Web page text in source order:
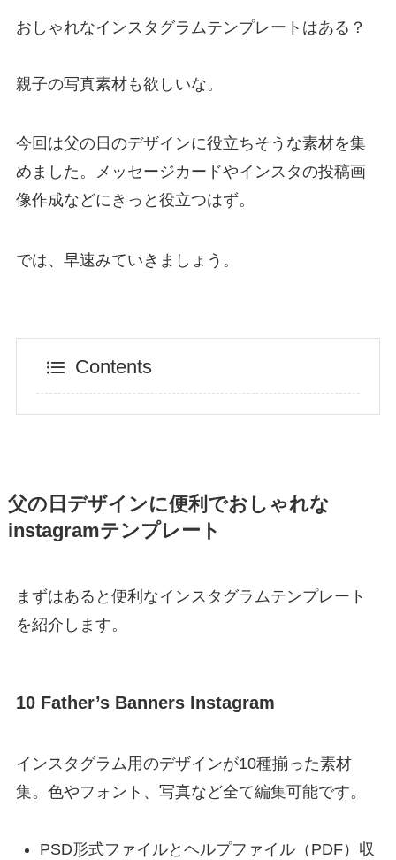
おしゃれなインスタグラムテンプレートはある？
親子の写真素材も欲しいな。
今回は父の日のデザインに役立ちそうな素材を集
めました。メッセージカードやインスタの投稿画
像作成などにきっと役立つはず。
では、早速みていきましょう。
Contents
父の日デザインに便利でおしゃれな
instagramテンプレート
まずはあると便利なインスタグラムテンプレート
を紹介します。
10 Father’s Banners Instagram
インスタグラム用のデザインが10種揃った素材
集。色やフォント、写真など全て編集可能です。
PSD形式ファイルとヘルプファイル（PDF）収